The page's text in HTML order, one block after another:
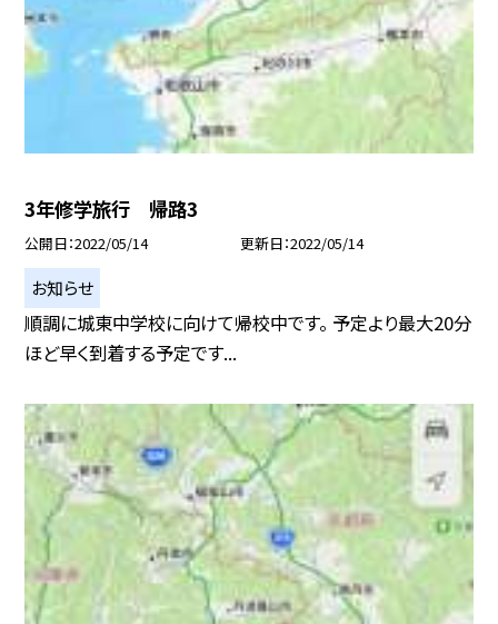
3年修学旅行 帰路3
公開日 2022/05/14 更新日 2022/05/14
お知らせ
順調に城東中学校に向けて帰校中です。 予定より最大20分
ほど早く到着する予定です...